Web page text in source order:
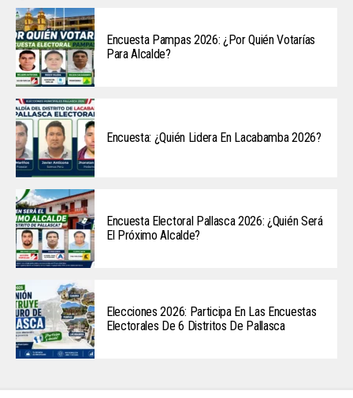
Encuesta Pampas 2026: ¿Por Quién Votarías
Para Alcalde?
Encuesta: ¿Quién Lidera En Lacabamba 2026?
Encuesta Electoral Pallasca 2026: ¿Quién Será
El Próximo Alcalde?
Elecciones 2026: Participa En Las Encuestas
Electorales De 6 Distritos De Pallasca